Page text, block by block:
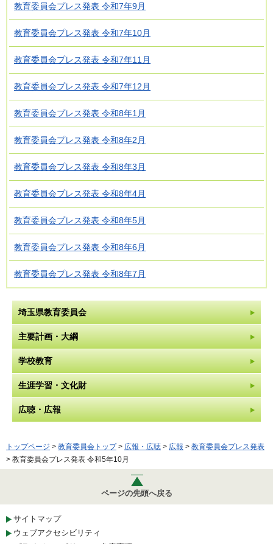
教育委員会プレス発表 令和7年9月
教育委員会プレス発表 令和7年10月
教育委員会プレス発表 令和7年11月
教育委員会プレス発表 令和7年12月
教育委員会プレス発表 令和8年1月
教育委員会プレス発表 令和8年2月
教育委員会プレス発表 令和8年3月
教育委員会プレス発表 令和8年4月
教育委員会プレス発表 令和8年5月
教育委員会プレス発表 令和8年6月
教育委員会プレス発表 令和8年7月
埼玉県教育委員会
主要計画・大綱
学校教育
生涯学習・文化財
広聴・広報
トップページ > 教育委員会トップ> 広報・広聴 > 広報 > 教育委員会プレス発表
> 教育委員会プレス発表 令和5年10月
ページの先頭へ戻る
サイトマップ
ウェブアクセシビリティ